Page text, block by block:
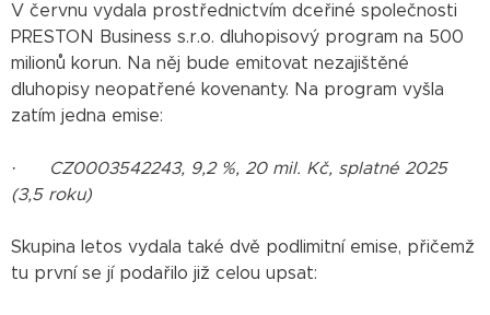
V červnu vydala prostřednictvím dceřiné společnosti
PRESTON Business s.r.o. dluhopisový program na 500
milionů korun. Na něj bude emitovat nezajištěné
dluhopisy neopatřené kovenanty. Na program vyšla
zatím jedna emise:
·
CZ0003542243, 9,2 %, 20 mil. Kč, splatné 2025
(3,5 roku)
Skupina letos vydala také dvě podlimitní emise, přičemž
tu první se jí podařilo již celou upsat: